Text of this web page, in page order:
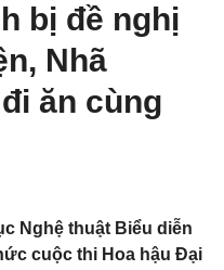
bị đề nghị
Nhã
ăn cùng
Nghệ thuật Biểu diễn
cuộc thi Hoa hậu Đại